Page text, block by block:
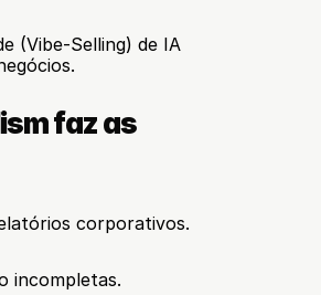
(Vibe-Selling) de IA
faz as
corporativos.
incompletas.